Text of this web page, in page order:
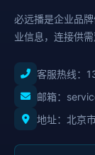
必远播是企业品
业信息，连接供
客服热线：
邮箱：
地址：北京